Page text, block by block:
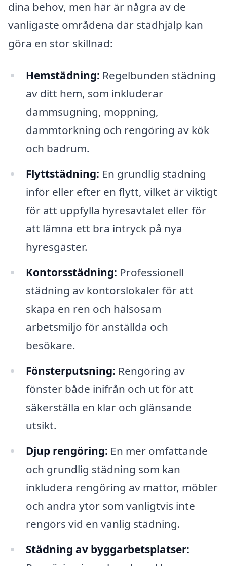
dina behov, men här är några av de
vanligaste områdena där städhjälp kan
göra en stor skillnad:
Hemstädning: Regelbunden städning
av ditt hem, som inkluderar
dammsugning, moppning,
dammtorkning och rengöring av kök
och badrum.
Flyttstädning: En grundlig städning
inför eller efter en flytt, vilket är viktigt
för att uppfylla hyresavtalet eller för
att lämna ett bra intryck på nya
hyresgäster.
Kontorsstädning: Professionell
städning av kontorslokaler för att
skapa en ren och hälsosam
arbetsmiljö för anställda och
besökare.
Fönsterputsning: Rengöring av
fönster både inifrån och ut för att
säkerställa en klar och glänsande
utsikt.
Djup rengöring: En mer omfattande
och grundlig städning som kan
inkludera rengöring av mattor, möbler
och andra ytor som vanligtvis inte
rengörs vid en vanlig städning.
Städning av byggarbetsplatser: